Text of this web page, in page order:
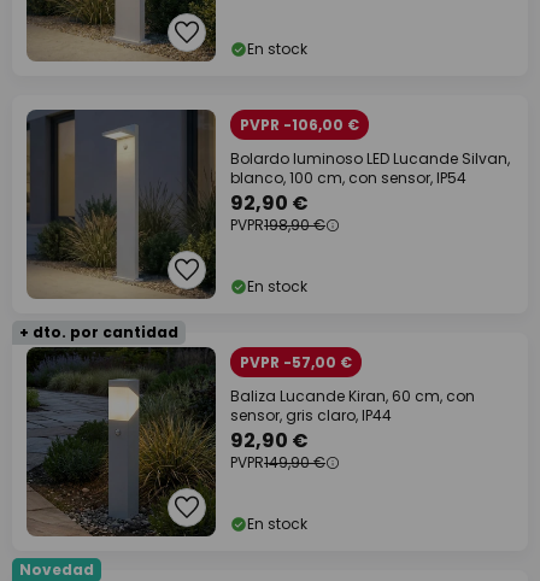
En stock
PVPR -106,00 €
Bolardo luminoso LED Lucande Silvan,
blanco, 100 cm, con sensor, IP54
92,90 €
PVPR198,90 €
En stock
+ dto. por cantidad
PVPR -57,00 €
Baliza Lucande Kiran, 60 cm, con
sensor, gris claro, IP44
92,90 €
PVPR149,90 €
En stock
Novedad